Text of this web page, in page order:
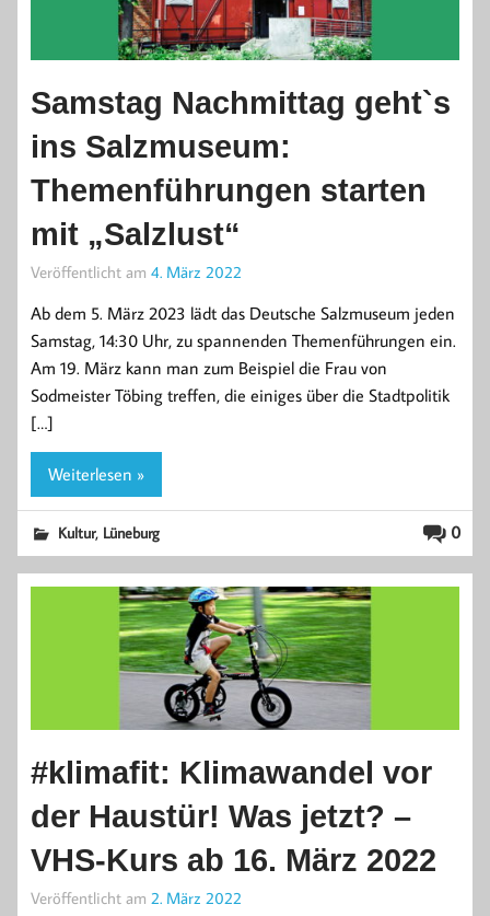
Samstag Nachmittag geht`s
ins Salzmuseum:
Themenführungen starten
mit „Salzlust“
Veröffentlicht am 4. März 2022
Ab dem 5. März 2023 lädt das Deutsche Salzmuseum jeden
Samstag, 14:30 Uhr, zu spannenden Themenführungen ein.
Am 19. März kann man zum Beispiel die Frau von
Sodmeister Töbing treffen, die einiges über die Stadtpolitik
[…]
Weiterlesen »
0
Kultur, Lüneburg
#klimafit: Klimawandel vor
der Haustür! Was jetzt? –
VHS-Kurs ab 16. März 2022
Veröffentlicht am 2. März 2022